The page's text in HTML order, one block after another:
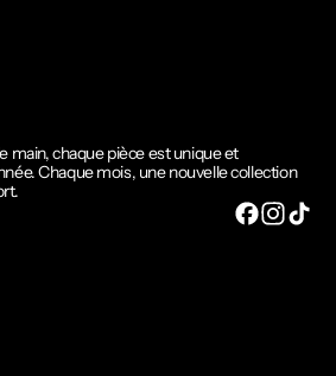
main, chaque pièce est unique et
Chaque mois, une nouvelle collection